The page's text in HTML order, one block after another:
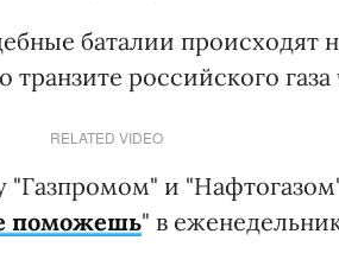
баталии происходят
российского газа
RELATED VIDEO
и "Нафтогазом"
поможешь" в